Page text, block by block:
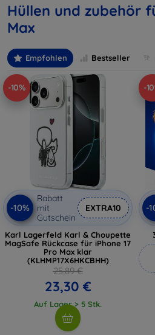
Hüllen und zubehör
Max
Empfohlen Bestseller
-10%
-10%
Rabatt
mit
Gutschein
EXTRA10
Karl Lagerfeld Karl & Choupette
MagSafe Rückcase für iPhone 17
Pro Max klar
(KLHMP17X6HKCBHH)
25,89 €
23,30 €
Auf Lager > 5 Stk.
-
-